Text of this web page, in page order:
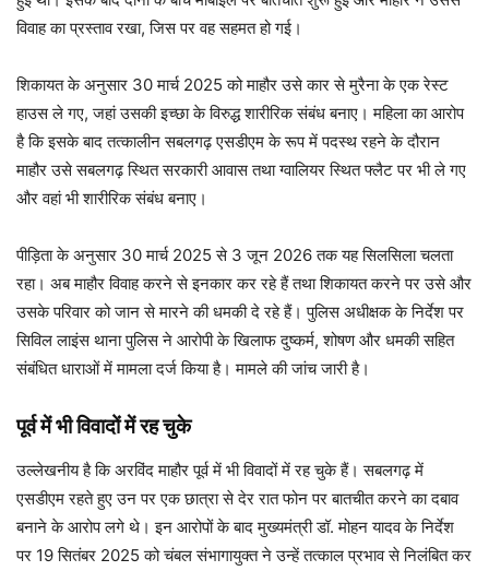
विवाह का प्रस्ताव रखा, जिस पर वह सहमत हो गई।
शिकायत के अनुसार 30 मार्च 2025 को माहौर उसे कार से मुरैना के एक रेस्ट
हाउस ले गए, जहां उसकी इच्छा के विरुद्ध शारीरिक संबंध बनाए। महिला का आरोप
है कि इसके बाद तत्कालीन सबलगढ़ एसडीएम के रूप में पदस्थ रहने के दौरान
माहौर उसे सबलगढ़ स्थित सरकारी आवास तथा ग्वालियर स्थित फ्लैट पर भी ले गए
और वहां भी शारीरिक संबंध बनाए।
पीड़िता के अनुसार 30 मार्च 2025 से 3 जून 2026 तक यह सिलसिला चलता
रहा। अब माहौर विवाह करने से इनकार कर रहे हैं तथा शिकायत करने पर उसे और
उसके परिवार को जान से मारने की धमकी दे रहे हैं। पुलिस अधीक्षक के निर्देश पर
सिविल लाइंस थाना पुलिस ने आरोपी के खिलाफ दुष्कर्म, शोषण और धमकी सहित
संबंधित धाराओं में मामला दर्ज किया है। मामले की जांच जारी है।
पूर्व में भी विवादों में रह चुके
उल्लेखनीय है कि अरविंद माहौर पूर्व में भी विवादों में रह चुके हैं। सबलगढ़ में
एसडीएम रहते हुए उन पर एक छात्रा से देर रात फोन पर बातचीत करने का दबाव
बनाने के आरोप लगे थे। इन आरोपों के बाद मुख्यमंत्री डॉ. मोहन यादव के निर्देश
पर 19 सितंबर 2025 को चंबल संभागायुक्त ने उन्हें तत्काल प्रभाव से निलंबित कर